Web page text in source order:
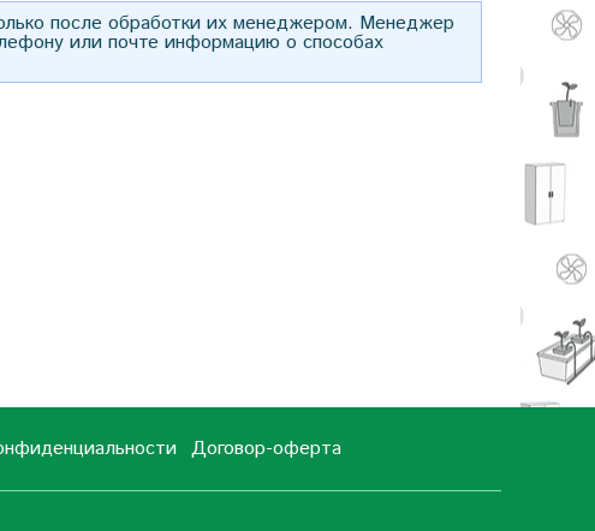
после обработки их менеджером. Менеджер
или почте информацию о способах
Договор-оферта